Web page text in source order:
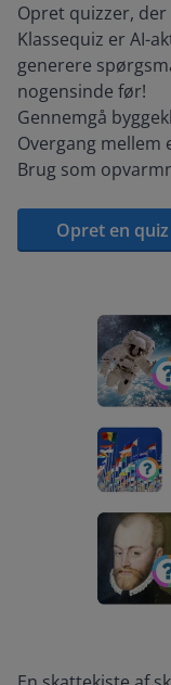
Opret quizzer, der
Klassequiz er AI-
generere
nogensinde før!
Gennemgå
Overgang mellem
Brug som
Opret en quiz